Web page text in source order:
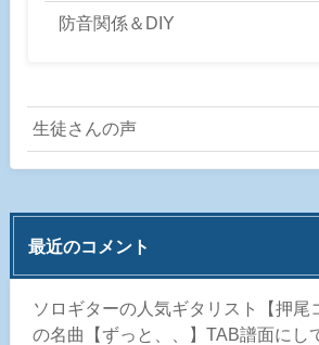
防音関係＆DIY
生徒さんの声
最近のコメント
ソロギターの人気ギタリスト【押尾
の名曲【ずっと、、】TAB譜面にし